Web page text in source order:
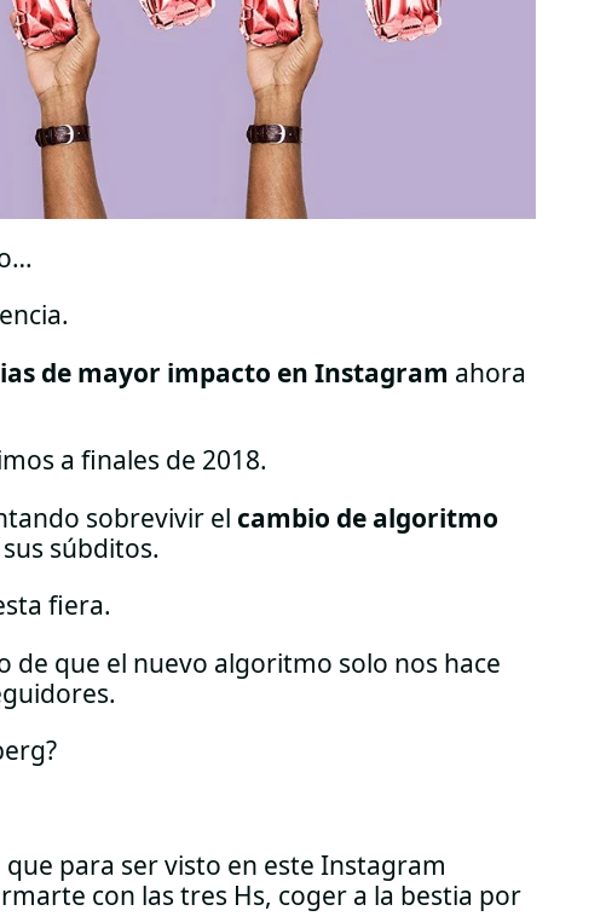
de mayor impacto en Instagram ahora
a finales de 2018.
sobrevivir el cambio de algoritmo
súbditos.
fiera.
de que el nuevo algoritmo solo nos hace
para ser visto en este Instagram
con las tres Hs, coger a la bestia por